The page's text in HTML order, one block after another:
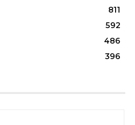
811
592
486
396